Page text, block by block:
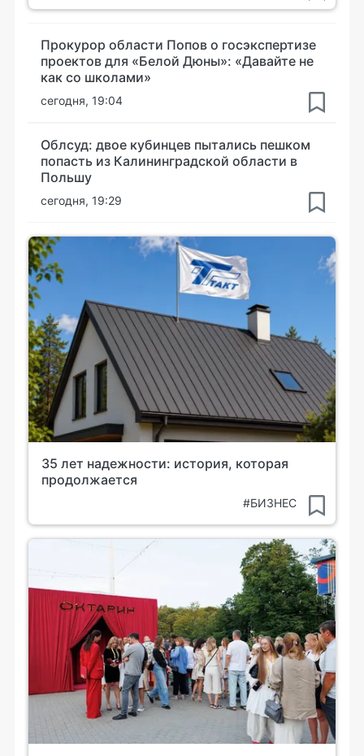
Прокурор области Попов о госэкспертизе
проектов для «Белой Дюны»: «Давайте не
как со школами»
сегодня, 19:04
Облсуд: двое кубинцев пытались пешком
попасть из Калининградской области в
Польшу
сегодня, 19:29
35 лет надежности: история, которая
продолжается
#БИЗНЕС